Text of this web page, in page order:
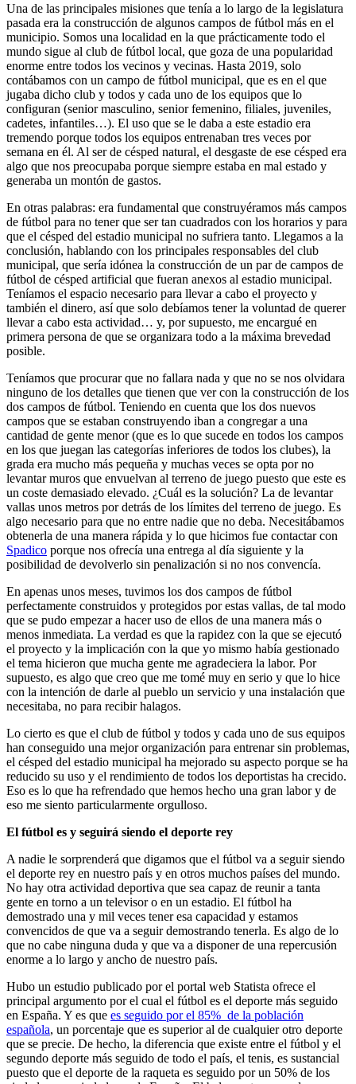
Una de las principales misiones que tenía a lo largo de la legislatura
pasada era la construcción de algunos campos de fútbol más en el
municipio. Somos una localidad en la que prácticamente todo el
mundo sigue al club de fútbol local, que goza de una popularidad
enorme entre todos los vecinos y vecinas. Hasta 2019, solo
contábamos con un campo de fútbol municipal, que es en el que
jugaba dicho club y todos y cada uno de los equipos que lo
configuran (senior masculino, senior femenino, filiales, juveniles,
cadetes, infantiles…). El uso que se le daba a este estadio era
tremendo porque todos los equipos entrenaban tres veces por
semana en él. Al ser de césped natural, el desgaste de ese césped era
algo que nos preocupaba porque siempre estaba en mal estado y
generaba un montón de gastos.
En otras palabras: era fundamental que construyéramos más campos
de fútbol para no tener que ser tan cuadrados con los horarios y para
que el césped del estadio municipal no sufriera tanto. Llegamos a la
conclusión, hablando con los principales responsables del club
municipal, que sería idónea la construcción de un par de campos de
fútbol de césped artificial que fueran anexos al estadio municipal.
Teníamos el espacio necesario para llevar a cabo el proyecto y
también el dinero, así que solo debíamos tener la voluntad de querer
llevar a cabo esta actividad… y, por supuesto, me encargué en
primera persona de que se organizara todo a la máxima brevedad
posible.
Teníamos que procurar que no fallara nada y que no se nos olvidara
ninguno de los detalles que tienen que ver con la construcción de los
dos campos de fútbol. Teniendo en cuenta que los dos nuevos
campos que se estaban construyendo iban a congregar a una
cantidad de gente menor (que es lo que sucede en todos los campos
en los que juegan las categorías inferiores de todos los clubes), la
grada era mucho más pequeña y muchas veces se opta por no
levantar muros que envuelvan al terreno de juego puesto que este es
un coste demasiado elevado. ¿Cuál es la solución? La de levantar
vallas unos metros por detrás de los límites del terreno de juego. Es
algo necesario para que no entre nadie que no deba. Necesitábamos
obtenerla de una manera rápida y lo que hicimos fue contactar con
Spadico porque nos ofrecía una entrega al día siguiente y la
posibilidad de devolverlo sin penalización si no nos convencía.
En apenas unos meses, tuvimos los dos campos de fútbol
perfectamente construidos y protegidos por estas vallas, de tal modo
que se pudo empezar a hacer uso de ellos de una manera más o
menos inmediata. La verdad es que la rapidez con la que se ejecutó
el proyecto y la implicación con la que yo mismo había gestionado
el tema hicieron que mucha gente me agradeciera la labor. Por
supuesto, es algo que creo que me tomé muy en serio y que lo hice
con la intención de darle al pueblo un servicio y una instalación que
necesitaba, no para recibir halagos.
Lo cierto es que el club de fútbol y todos y cada uno de sus equipos
han conseguido una mejor organización para entrenar sin problemas,
el césped del estadio municipal ha mejorado su aspecto porque se ha
reducido su uso y el rendimiento de todos los deportistas ha crecido.
Eso es lo que ha refrendado que hemos hecho una gran labor y de
eso me siento particularmente orgulloso.
El fútbol es y seguirá siendo el deporte rey
A nadie le sorprenderá que digamos que el fútbol va a seguir siendo
el deporte rey en nuestro país y en otros muchos países del mundo.
No hay otra actividad deportiva que sea capaz de reunir a tanta
gente en torno a un televisor o en un estadio. El fútbol ha
demostrado una y mil veces tener esa capacidad y estamos
convencidos de que va a seguir demostrando tenerla. Es algo de lo
que no cabe ninguna duda y que va a disponer de una repercusión
enorme a lo largo y ancho de nuestro país.
Hubo un estudio publicado por el portal web Statista ofrece el
principal argumento por el cual el fútbol es el deporte más seguido
en España. Y es que es seguido por el 85% de la población
española, un porcentaje que es superior al de cualquier otro deporte
que se precie. De hecho, la diferencia que existe entre el fútbol y el
segundo deporte más seguido de todo el país, el tenis, es sustancial
puesto que el deporte de la raqueta es seguido por un 50% de los